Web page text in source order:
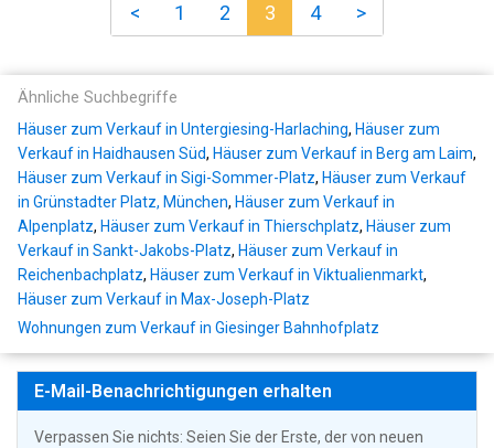
< 1 2 3 4 >
Ähnliche Suchbegriffe
Häuser zum Verkauf in Untergiesing-Harlaching, Häuser zum
Verkauf in Haidhausen Süd, Häuser zum Verkauf in Berg am Laim,
Häuser zum Verkauf in Sigi-Sommer-Platz, Häuser zum Verkauf
in Grünstadter Platz, München, Häuser zum Verkauf in
Alpenplatz, Häuser zum Verkauf in Thierschplatz, Häuser zum
Verkauf in Sankt-Jakobs-Platz, Häuser zum Verkauf in
Reichenbachplatz, Häuser zum Verkauf in Viktualienmarkt,
Häuser zum Verkauf in Max-Joseph-Platz
Wohnungen zum Verkauf in Giesinger Bahnhofplatz
E-Mail-Benachrichtigungen erhalten
Verpassen Sie nichts: Seien Sie der Erste, der von neuen